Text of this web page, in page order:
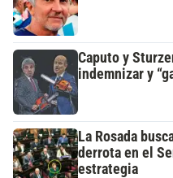
Caputo y
indemnizar y
La Rosada
derrota en el
estrategia